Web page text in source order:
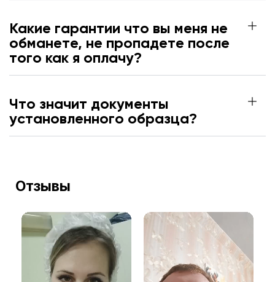
Какие гарантии что вы меня не
обманете, не пропадете после
того как я оплачу?
Что значит документы
установленного образца?
Отзывы